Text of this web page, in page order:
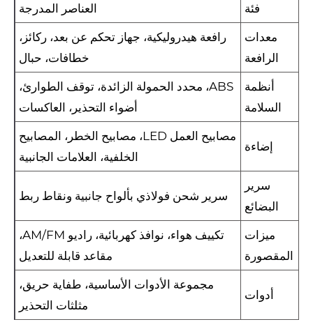
فئة العناصر المدرجة
معدات
الرافعة
رافعة هيدروليكية، جهاز تحكم عن بعد، ركائز،
خطافات، حبال
أنظمة
السلامة
ABS، محدد الحمولة الزائدة، توقف الطوارئ،
أضواء التحذير، العاكسات
إضاءة
مصابيح العمل LED، مصابيح الخطر، المصابيح
الخلفية، العلامات الجانبية
سرير
البضائع
سرير شحن فولاذي بألواح جانبية ونقاط ربط
ميزات
المقصورة
تكييف هواء، نوافذ كهربائية، راديو AM/FM،
مقاعد قابلة للتعديل
أدوات
مجموعة الأدوات الأساسية، طفاية حريق،
مثلثات التحذير